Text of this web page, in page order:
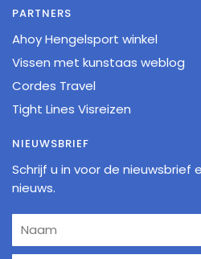
PARTNERS
Ahoy Hengelsport winkel
Vissen met kunstaas weblog
Cordes Travel
Tight Lines Visreizen
NIEUWSBRIEF
Schrijf u in voor de
nieuws.